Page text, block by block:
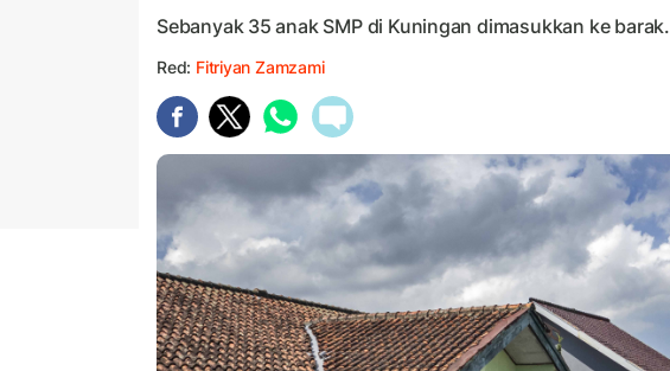
Sebanyak 35 anak SMP di Kuningan dimasukkan ke barak.
Red: Fitriyan Zamzami